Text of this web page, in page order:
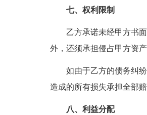
七、权利限制
乙方承诺未经甲方书
外，还须承担侵占甲方资
如由于乙方的债务纠
造成的所有损失承担全部赔
八、利益分配